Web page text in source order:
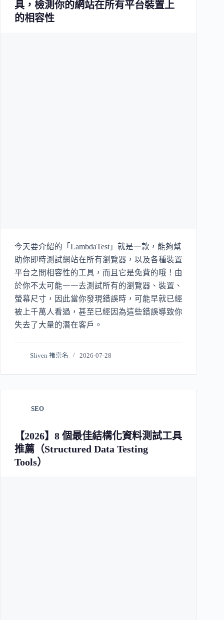
具，檢測你的網站在所有平台裝置上
的相容性
今天要介紹的「LambdaTest」就是一款，能夠幫
助你即時測試網站在所有瀏覽器，以及各種裝置
平台之間相容性的工具，而且它是免費的哦！由
於你不太可能一一去測試所有的瀏覽器、裝置、
螢幕尺寸，因此當你發現錯誤時，可能早就已經
被上千萬人看過，甚至已經因為這些錯誤導致你
失去了大量的潛在客戶。
Sliven 褚崇名 2026-07-28
SEO
【2026】8 個最佳結構化資料測試工具
推薦（Structured Data Testing
Tools）